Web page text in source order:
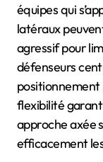
équipes qui
latéraux
agressif pour
défenseurs
flexibilité
approche axée
efficacement